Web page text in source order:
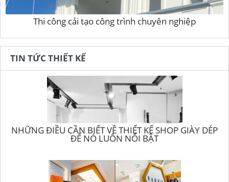
Thi công cải tạo công trình chuyên nghiệp
TIN TỨC THIẾT KẾ
NHỮNG ĐIỀU CẦN BIẾT VỀ THIẾT KẾ SHOP GIÀY DÉP
ĐỂ NÓ LUÔN NỔI BẬT